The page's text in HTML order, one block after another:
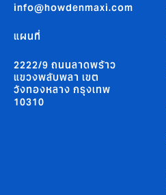
info@howdenmaxi.com
แผนที่
2222/9 ถนนลาดพร้าว
แขวงพลับพลา เขต
วังทองหลาง กรุงเทพ
10310